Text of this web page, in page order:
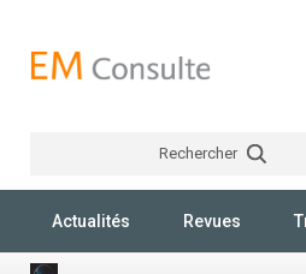
Rechercher
Actualités Revues